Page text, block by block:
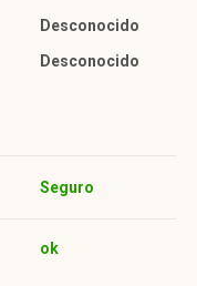
Desconocido
Desconocido
Seguro
ok